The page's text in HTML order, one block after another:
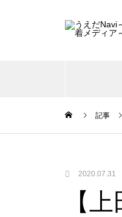
記事
2020.07.31
【